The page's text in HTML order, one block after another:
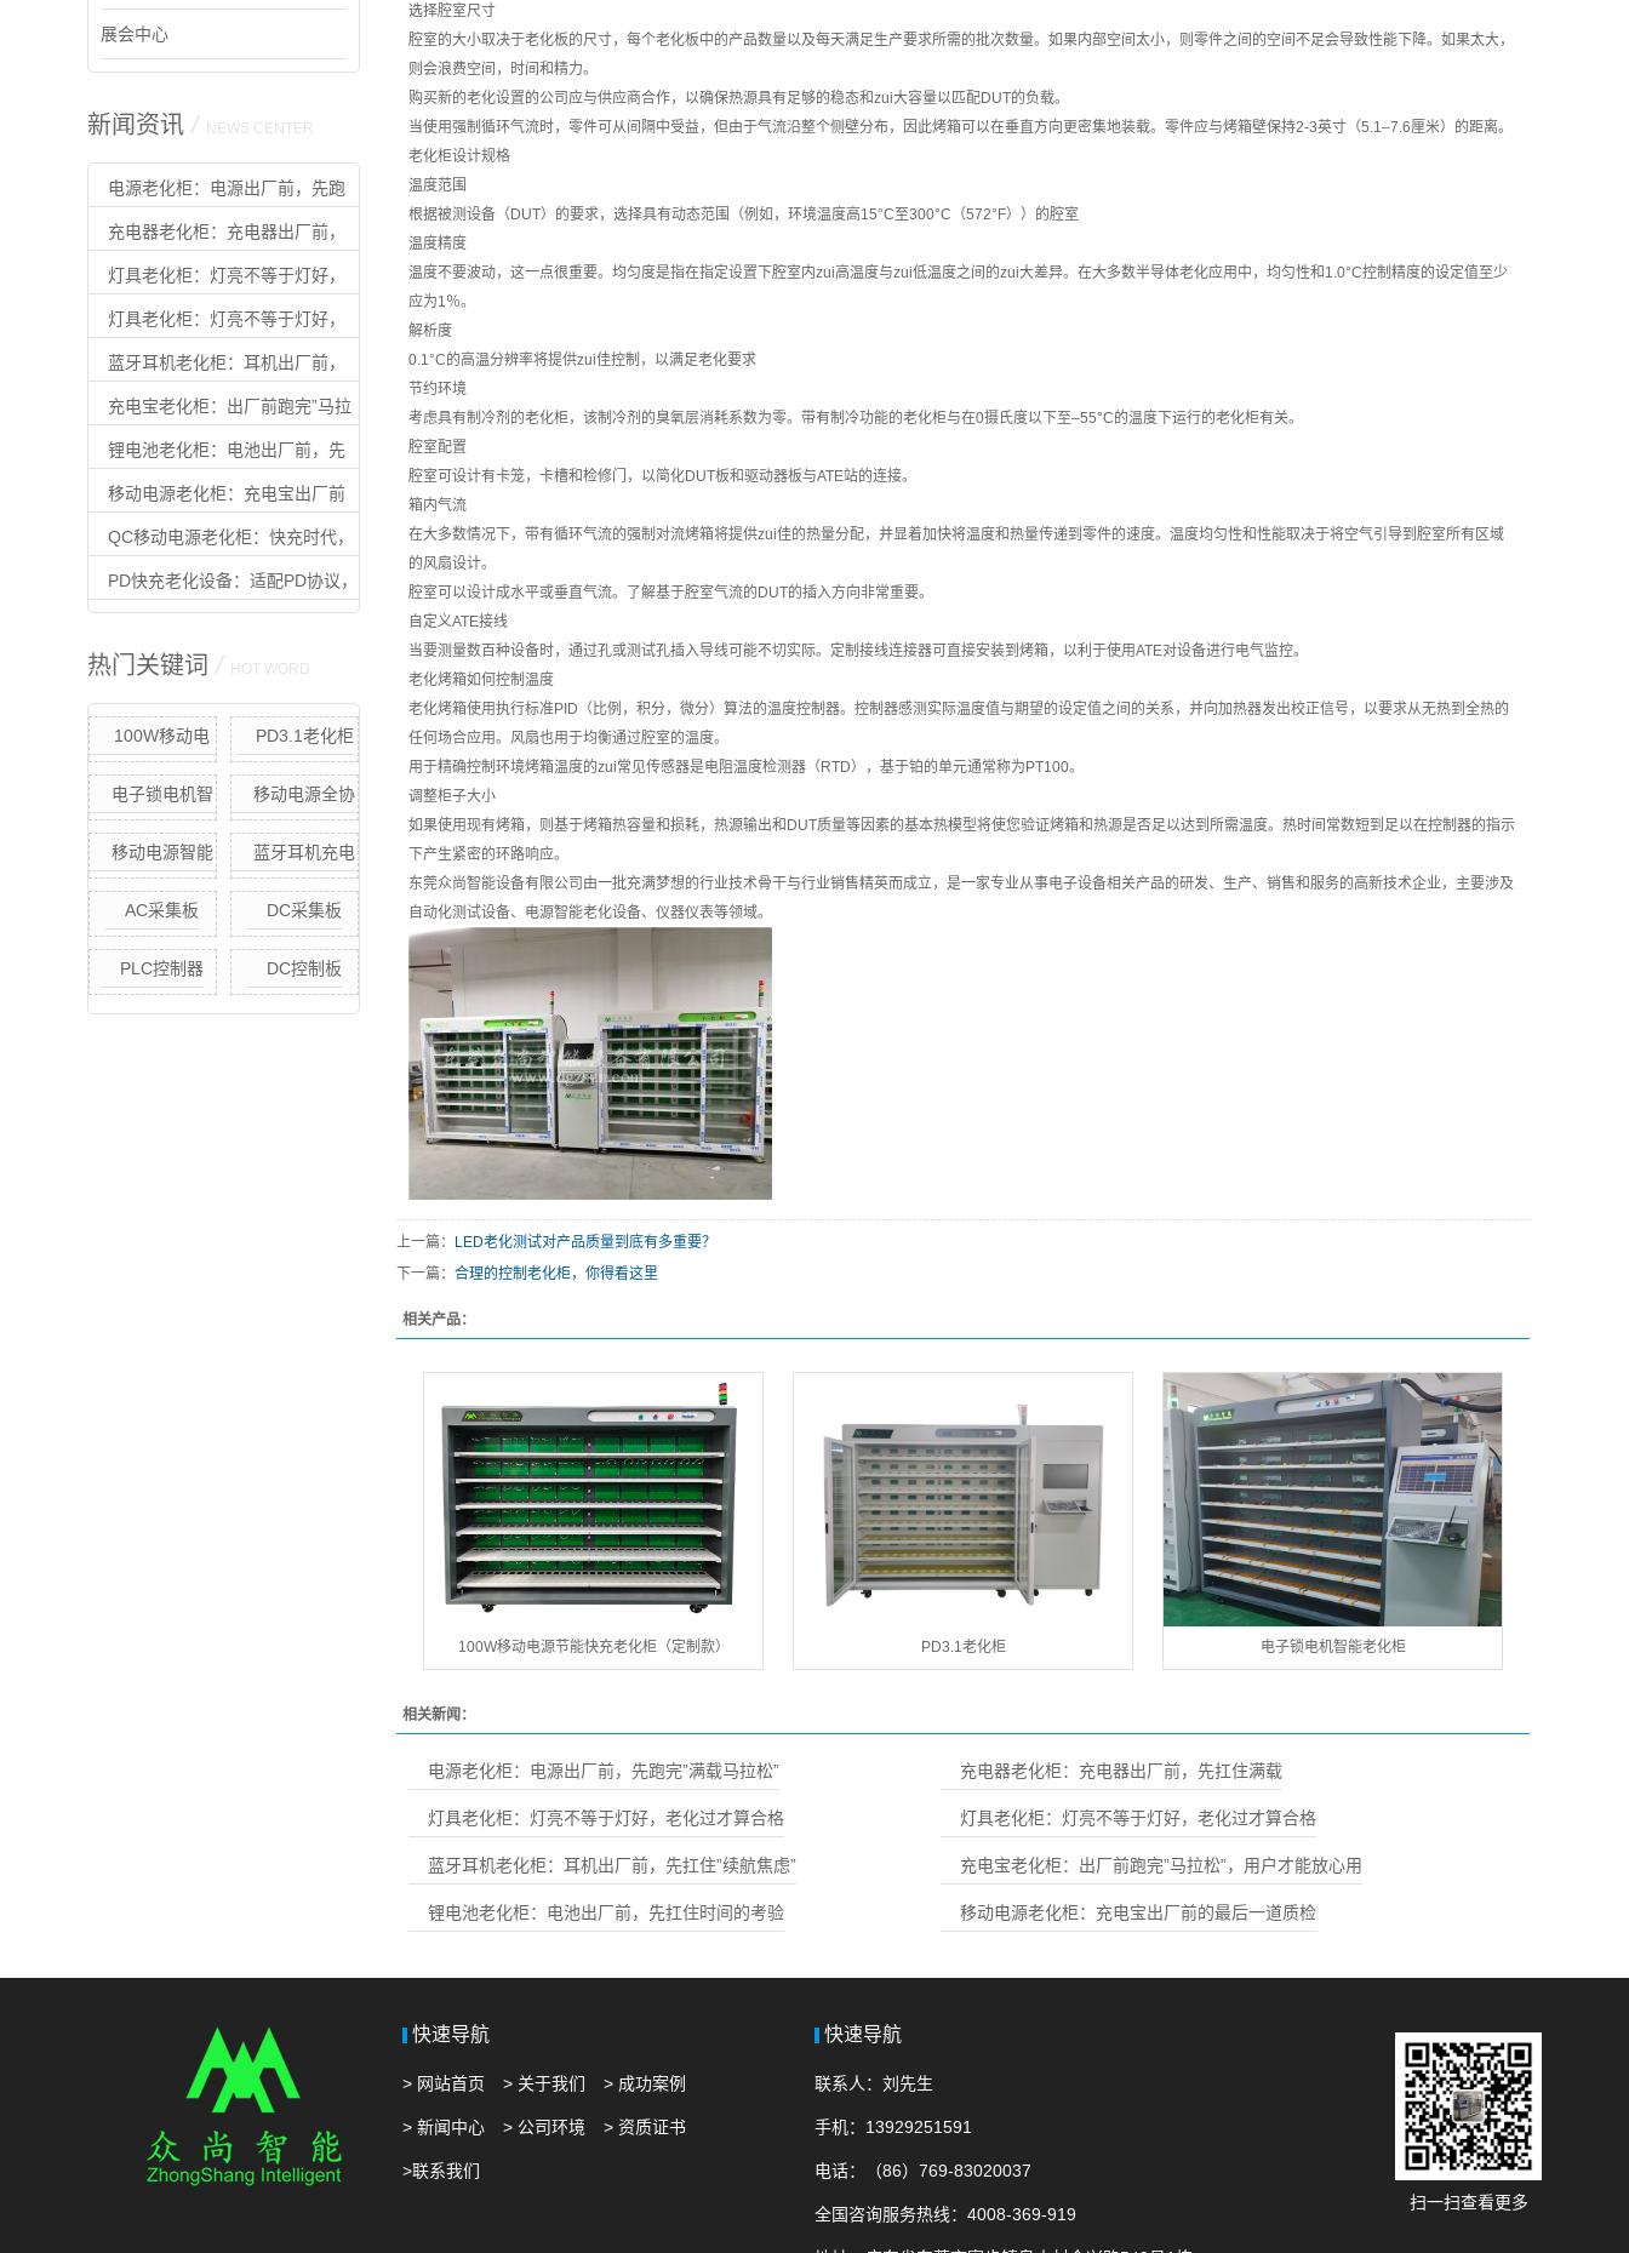
展会中心
新闻资讯 / NEWS CENTER
电源老化柜：电源出厂前，先跑
完”满载马拉松”
充电器老化柜：充电器出厂前，
先扛住满载
灯具老化柜：灯亮不等于灯好，
老化过才算合格
灯具老化柜：灯亮不等于灯好，
老化过才算合格
蓝牙耳机老化柜：耳机出厂前，
先扛住”续航焦虑”
充电宝老化柜：出厂前跑完”马拉
松”，用户才能放心用
锂电池老化柜：电池出厂前，先
扛住时间的考验
移动电源老化柜：充电宝出厂前
的最后一道质检
QC移动电源老化柜：快充时代，
不过这关别出厂
PD快充老化设备：适配PD协议，
让快充产品出厂即可靠
热门关键词 / HOT WORD
100W移动电
源节能快充老化
柜（定制款）
PD3.1老化柜
电子锁电机智
能老化柜
移动电源全协
议快充恒温老化
柜
移动电源智能
快充.快放老化柜
(单点独立控制)
移动电源智能老
化方案
蓝牙耳机充电
采集板
AC采集板
DC采集板
PLC控制器 DC控制板
选择腔室尺寸
腔室的大小取决于老化板的尺寸，每个老化板中的产品数量以及每天满足生产要求所需的批次数量。如果内部空间太小，则零件之间的空间不足会导致性能下降。如果太大，
则会浪费空间，时间和精力。
购买新的老化设置的公司应与供应商合作，以确保热源具有足够的稳态和zui大容量以匹配DUT的负载。
当使用强制循环气流时，零件可从间隔中受益，但由于气流沿整个侧壁分布，因此烤箱可以在垂直方向更密集地装载。零件应与烤箱壁保持2-3英寸（5.1–7.6厘米）的距离。
老化柜设计规格
温度范围
根据被测设备（DUT）的要求，选择具有动态范围（例如，环境温度高15°C至300°C（572°F））的腔室
温度精度
温度不要波动，这一点很重要。均匀度是指在指定设置下腔室内zui高温度与zui低温度之间的zui大差异。在大多数半导体老化应用中，均匀性和1.0°C控制精度的设定值至少
应为1％。
解析度
0.1°C的高温分辨率将提供zui佳控制，以满足老化要求
节约环境
考虑具有制冷剂的老化柜，该制冷剂的臭氧层消耗系数为零。带有制冷功能的老化柜与在0摄氏度以下至–55°C的温度下运行的老化柜有关。
腔室配置
腔室可设计有卡笼，卡槽和检修门，以简化DUT板和驱动器板与ATE站的连接。
箱内气流
在大多数情况下，带有循环气流的强制对流烤箱将提供zui佳的热量分配，并显着加快将温度和热量传递到零件的速度。温度均匀性和性能取决于将空气引导到腔室所有区域
的风扇设计。
腔室可以设计成水平或垂直气流。了解基于腔室气流的DUT的插入方向非常重要。
自定义ATE接线
当要测量数百种设备时，通过孔或测试孔插入导线可能不切实际。定制接线连接器可直接安装到烤箱，以利于使用ATE对设备进行电气监控。
老化烤箱如何控制温度
老化烤箱使用执行标准PID（比例，积分，微分）算法的温度控制器。控制器感测实际温度值与期望的设定值之间的关系，并向加热器发出校正信号，以要求从无热到全热的
任何场合应用。风扇也用于均衡通过腔室的温度。
用于精确控制环境烤箱温度的zui常见传感器是电阻温度检测器（RTD），基于铂的单元通常称为PT100。
调整柜子大小
如果使用现有烤箱，则基于烤箱热容量和损耗，热源输出和DUT质量等因素的基本热模型将使您验证烤箱和热源是否足以达到所需温度。热时间常数短到足以在控制器的指示
下产生紧密的环路响应。
东莞众尚智能设备有限公司由一批充满梦想的行业技术骨干与行业销售精英而成立，是一家专业从事电子设备相关产品的研发、生产、销售和服务的高新技术企业，主要涉及
自动化测试设备、电源智能老化设备、仪器仪表等领域。
上一篇：
LED老化测试对产品质量到底有多重要？
下一篇： 合理的控制老化柜，你得看这里
相关产品：
100W移动电源节能快充老化柜（定制款） PD3.1老化柜 电子锁电机智能老化柜
相关新闻：
电源老化柜：电源出厂前，先跑完”满载马拉松” 充电器老化柜：充电器出厂前，先扛住满载
灯具老化柜：灯亮不等于灯好，老化过才算合格 灯具老化柜：灯亮不等于灯好，老化过才算合格
蓝牙耳机老化柜：耳机出厂前，先扛住”续航焦虑” 充电宝老化柜：出厂前跑完”马拉松”，用户才能放心用
锂电池老化柜：电池出厂前，先扛住时间的考验 移动电源老化柜：充电宝出厂前的最后一道质检
快速导航
> 网站首页 > 关于我们 > 成功案例
> 新闻中心 > 公司环境 > 资质证书
>联系我们
快速导航
联系人：刘先生
手机：13929251591
电话：（86）769-83020037
全国咨询服务热线：4008-369-919
扫一扫查看更多